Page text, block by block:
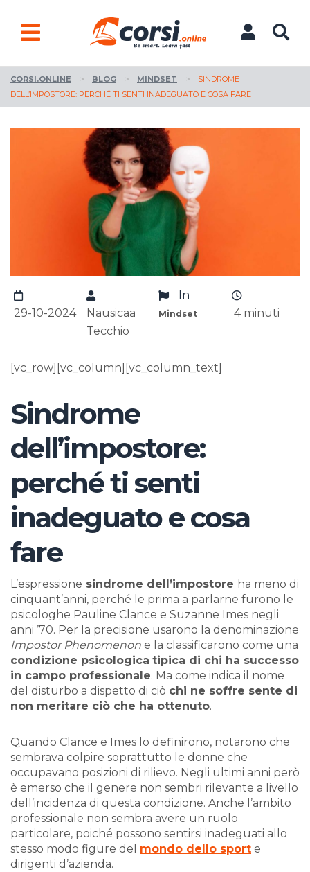
CORSI.ONLINE > BLOG > MINDSET >
SINDROME
DELL’IMPOSTORE: PERCHÉ TI SENTI INADEGUATO E COSA FARE
29-10-2024
Nausicaa
Tecchio
In
Mindset 4 minuti
[vc_row][vc_column][vc_column_text]
Sindrome
dell’impostore:
perché ti senti
inadeguato e cosa
fare
L’espressione sindrome dell’impostore ha meno di
cinquant’anni, perché le prima a parlarne furono le
psicologhe Pauline Clance e Suzanne Imes negli
anni ’70. Per la precisione usarono la denominazione
Impostor Phenomenon e la classificarono come una
condizione psicologica tipica di chi ha successo
in campo professionale. Ma come indica il nome
del disturbo a dispetto di ciò chi ne soffre sente di
non meritare ciò che ha ottenuto.
Quando Clance e Imes lo definirono, notarono che
sembrava colpire soprattutto le donne che
occupavano posizioni di rilievo. Negli ultimi anni però
è emerso che il genere non sembri rilevante a livello
dell’incidenza di questa condizione. Anche l’ambito
professionale non sembra avere un ruolo
particolare, poiché possono sentirsi inadeguati allo
stesso modo figure del mondo dello sport e
dirigenti d’azienda.